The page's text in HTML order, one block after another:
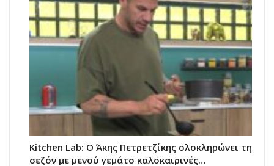
Kitchen Lab: Ο Άκης Πετρετζίκης ολοκληρώνει τη
σεζόν με μενού γεμάτο καλοκαιρινές…